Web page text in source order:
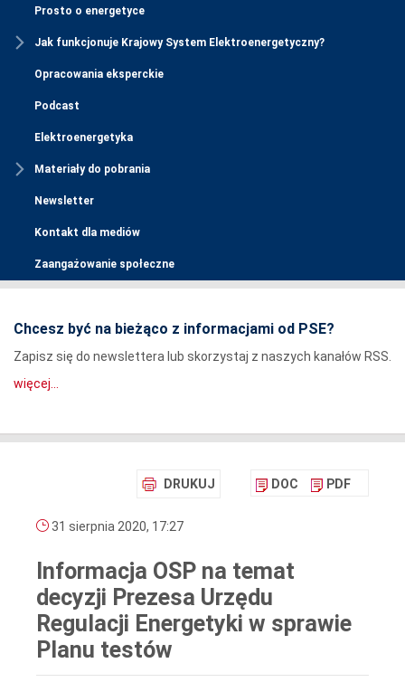
Prosto o energetyce
Jak funkcjonuje Krajowy System Elektroenergetyczny?
Opracowania eksperckie
Podcast
Elektroenergetyka
Materiały do pobrania
Newsletter
Kontakt dla mediów
Zaangażowanie społeczne
Chcesz być na bieżąco z informacjami od PSE?
Zapisz się do newslettera lub skorzystaj z naszych kanałów RSS.
więcej...
DRUKUJ DOC PDF
31 sierpnia 2020, 17:27
Informacja OSP na temat
decyzji Prezesa Urzędu
Regulacji Energetyki w sprawie
Planu testów